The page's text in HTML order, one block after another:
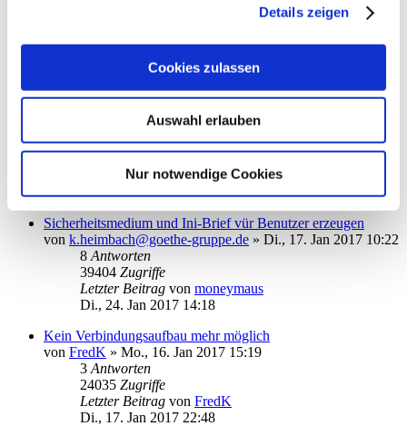
Details zeigen
Cookies zulassen
Auswahl erlauben
Nur notwendige Cookies
Mo., 13. Mär 2017 10:07
19319Zugriffe
Letzter BeitragvonOuija
Mo., 06. Feb 2017 09:29
1Antworten
Letzter BeitragvonAngel
Mo., 06. Feb 2017 12:17
Sicherheitsmedium und Ini-Brief vür Benutzer erzeugen
von k.heimbach@goethe-gruppe.de » Di., 17. Jan 2017 10:22
8 Antworten
39404 Zugriffe
Letzter Beitrag von moneymaus
Di., 24. Jan 2017 14:18
Kein Verbindungsaufbau mehr möglich
von FredK » Mo., 16. Jan 2017 15:19
3 Antworten
24035 Zugriffe
Letzter Beitrag von FredK
Di., 17. Jan 2017 22:48